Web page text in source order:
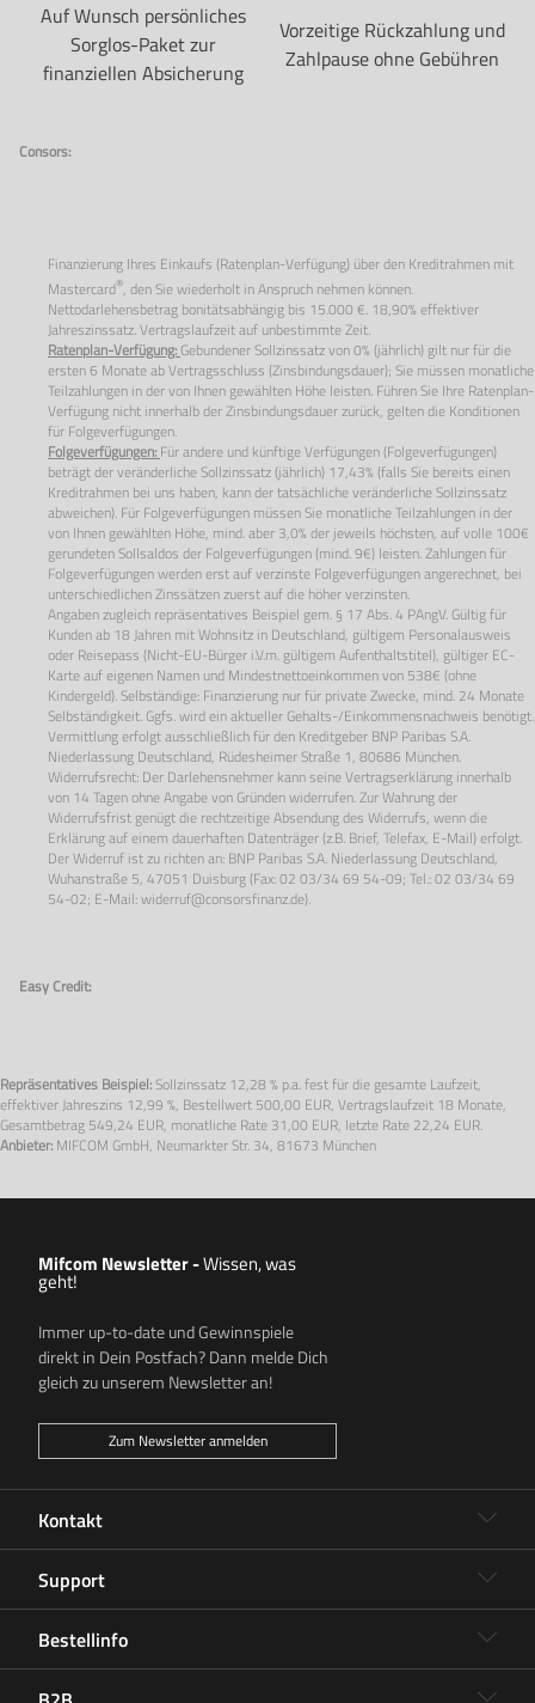
Auf Wunsch persönliches
Sorglos-Paket zur
finanziellen Absicherung
Vorzeitige Rückzahlung und
Zahlpause ohne Gebühren
Consors:
Finanzierung Ihres Einkaufs (Ratenplan-Verfügung) über den Kreditrahmen mit
Mastercard®, den Sie wiederholt in Anspruch nehmen können.
Nettodarlehensbetrag bonitätsabhängig bis 15.000 €. 18,90% effektiver
Jahreszinssatz. Vertragslaufzeit auf unbestimmte Zeit.
Ratenplan-Verfügung: Gebundener Sollzinssatz von0%(jährlich) gilt nur für die
ersten6 Monate ab Vertragsschluss (Zinsbindungsdauer); Sie müssen monatliche
Teilzahlungen in der von Ihnen gewählten Höhe leisten. Führen Sie Ihre Ratenplan-
Verfügung nicht innerhalb der Zinsbindungsdauer zurück, gelten die Konditionen
für Folgeverfügungen.
Folgeverfügungen: Für andere und künftige Verfügungen (Folgeverfügungen)
beträgt der veränderliche Sollzinssatz (jährlich) 17,43% (falls Sie bereits einen
Kreditrahmen bei uns haben, kann der tatsächliche veränderliche Sollzinssatz
abweichen). Für Folgeverfügungen müssen Sie monatliche Teilzahlungen in der
von Ihnen gewählten Höhe, mind. aber 3,0% der jeweils höchsten, auf volle 100€
gerundeten Sollsaldos der Folgeverfügungen (mind. 9€) leisten. Zahlungen für
Folgeverfügungen werden erst auf verzinste Folgeverfügungen angerechnet, bei
unterschiedlichen Zinssätzen zuerst auf die höher verzinsten.
Angaben zugleich repräsentatives Beispiel gem. § 17 Abs. 4 PAngV. Gültig für
Kunden ab 18 Jahren mit Wohnsitz in Deutschland, gültigem Personalausweis
oder Reisepass (Nicht-EU-Bürger i.V.m. gültigem Aufenthaltstitel), gültiger EC-
Karte auf eigenen Namen und Mindestnettoeinkommen von 538€ (ohne
Kindergeld). Selbständige: Finanzierung nur für private Zwecke, mind. 24 Monate
Selbständigkeit. Ggfs. wird ein aktueller Gehalts-/Einkommensnachweis benötigt.
Vermittlung erfolgt ausschließlich für den Kreditgeber BNP Paribas S.A.
Niederlassung Deutschland, Rüdesheimer Straße 1, 80686 München.
Widerrufsrecht: Der Darlehensnehmer kann seine Vertragserklärung innerhalb
von 14 Tagen ohne Angabe von Gründen widerrufen. Zur Wahrung der
Widerrufsfrist genügt die rechtzeitige Absendung des Widerrufs, wenn die
Erklärung auf einem dauerhaften Datenträger (z.B. Brief, Telefax, E-Mail) erfolgt.
Der Widerruf ist zu richten an: BNP Paribas S.A. Niederlassung Deutschland,
Wuhanstraße 5, 47051 Duisburg (Fax: 02 03/34 69 54-09; Tel.: 02 03/34 69
54-02; E-Mail:widerruf@consorsfinanz.de).
Easy Credit:
Repräsentatives Beispiel:Sollzinssatz 12,28 % p.a.fest für die gesamte Laufzeit,
effektiver Jahreszins 12,99 %, Bestellwert 500,00 EUR, Vertragslaufzeit 18 Monate,
Gesamtbetrag 549,24 EUR, monatliche Rate 31,00 EUR, letzte Rate 22,24 EUR.
Anbieter: MIFCOM GmbH, Neumarkter Str. 34, 81673 München
Kontakt
Support
Bestellinfo
Mifcom Newsletter-Wissen, was
geht!
Immer up-to-date und Gewinnspiele
direkt in Dein Postfach? Dann melde Dich
gleich zu unserem Newsletter an!
Zum Newsletter anmelden